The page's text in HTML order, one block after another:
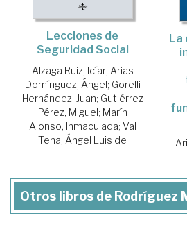
Lecciones de
Seguridad Social
Alzaga Ruiz, Icíar; Arias
Domínguez, Ángel; Gorelli
Hernández, Juan; Gutiérrez
Pérez, Miguel; Marín
Alonso, Inmaculada; Val
Tena, Ángel Luis de
La
Otros libros de Rodríguez